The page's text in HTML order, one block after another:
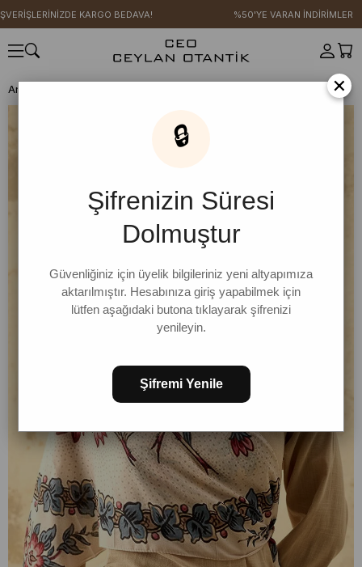
KARGO BEDAVA! %50'YE VARAN İNDİRİMLER
Anasayfa ×
🔒
Şifrenizin Süresi
Dolmuştur
Güvenliğiniz için üyelik bilgileriniz yeni altyapımıza
aktarılmıştır. Hesabınıza giriş yapabilmek için
lütfen aşağıdaki butona tıklayarak şifrenizi
yenileyin.
Şifremi Yenile